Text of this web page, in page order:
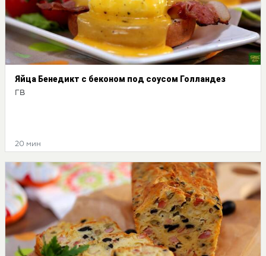
Яйца Бенедикт с беконом под соусом Голландез
ГВ
20 мин